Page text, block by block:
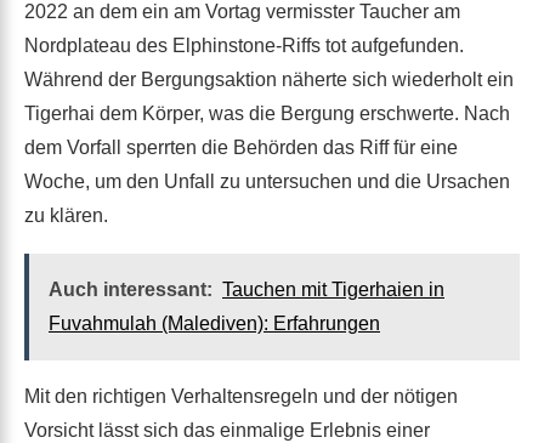
2022 an dem ein am Vortag vermisster Taucher am
Nordplateau des Elphinstone-Riffs tot aufgefunden.
Während der Bergungsaktion näherte sich wiederholt ein
Tigerhai dem Körper, was die Bergung erschwerte. Nach
dem Vorfall sperrten die Behörden das Riff für eine
Woche, um den Unfall zu untersuchen und die Ursachen
zu klären.
Auch interessant: Tauchen mit Tigerhaien in
Fuvahmulah (Malediven): Erfahrungen
Mit den richtigen Verhaltensregeln und der nötigen
Vorsicht lässt sich das einmalige Erlebnis einer